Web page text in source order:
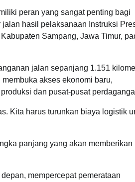
peran yang sangat penting bagi
hasil pelaksanaan Instruksi
Sampang, Jawa Timur,
jalan sepanjang 1.151
akses ekonomi baru,
dan pusat-pusat
Kita harus turunkan biaya logistik
panjang yang akan memberikan
mempercepat pemerataan